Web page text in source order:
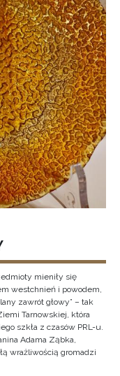
mieniły się
westchnień i powodem,
zawrót głowy” – tak
Tarnowskiej, która
szkła z czasów PRL-u.
Adama Ząbka,
wrażliwością gromadzi